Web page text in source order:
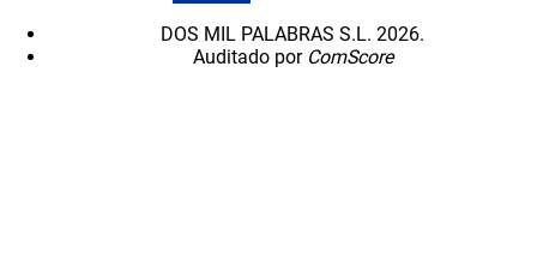
DOS MIL PALABRAS S.L. 2026.
Auditado por ComScore